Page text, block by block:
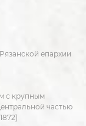
епархии
с крупным
частью